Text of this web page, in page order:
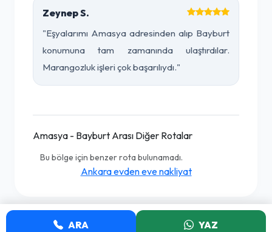
Zeynep S.
"Eşyalarımı Amasya adresinden alıp Bayburt
konumuna tam zamanında ulaştırdılar.
Marangozluk işleri çok başarılıydı."
Amasya - Bayburt Arası Diğer Rotalar
Bu bölge için benzer rota bulunamadı.
Ankara evden eve nakliyat
ARA YAZ